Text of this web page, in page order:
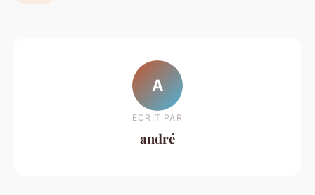
A
ECRIT PAR
andré